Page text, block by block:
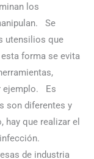
los
Se
utensilios que
forma se evita
ejemplo.
Es
son diferentes y
hay que realizar el
de industria